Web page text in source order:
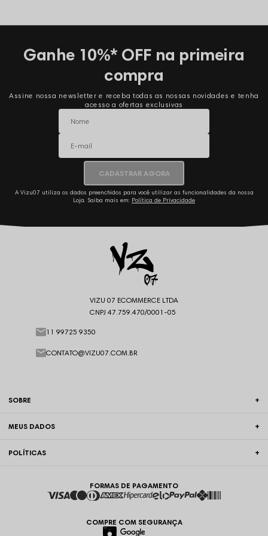
Ganhe 10%* OFF na primeira
compra
Assine nossa newsletter e receba todas as nossas novidades e tenha
acesso a ofertas exclusivas
CADASTRAR AGORA
A Vizu07 utiliza os dados preenchidos para você utilizar as funcionalidades da nossa
Loja. Saiba mais em: Política de Privacidade
SOBRE
MEUS DADOS
POLÍTICAS
VIZU 07 ECOMMERCE LTDA
CNPJ 47.759.470/0001-05
11 99725 9350
CONTATO@VIZU07.COM.BR
FORMAS DE PAGAMENTO
COMPRE COM SEGURANÇA